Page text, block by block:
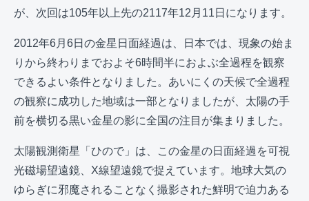
が、次回は105年以上先の2117年12月11日になります。
2012年6月6日の金星日面経過は、日本では、現象の始ま
りから終わりまでおよそ6時間半におよぶ全過程を観察
できるよい条件となりました。あいにくの天候で全過程
の観察に成功した地域は一部となりましたが、太陽の手
前を横切る黒い金星の影に全国の注目が集まりました。
太陽観測衛星「ひので」は、この金星の日面経過を可視
光磁場望遠鏡、X線望遠鏡で捉えています。地球大気の
ゆらぎに邪魔されることなく撮影された鮮明で迫力ある